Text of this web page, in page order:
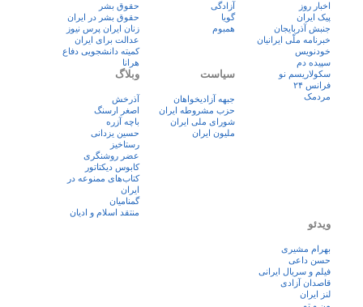
اخبار روز
پيک ايران
جنبش آذربایجان
خبرنامه ملّی ایرانیان
خودنویس
سپیده دم
سکولاریسم نو
فرانس ۲۴
مردمک
آزادگی
گویا
همبوم
حقوق بشر
حقوق بشر در ایران
زنان ايران پرس نيوز
عدالت برای ایران
کمیته دانشجویی دفاع
هرانا
سیاست
جبهه آزادیخواهان
حزب مشروطه ایران
شورای ملی ایران
ملیون ایران
وبلاگ
آذرخش
اصغر ارسنگ
باچه آزره
حسین یزدانی
رستاخیز
عضر روشنگری
کابوس دیکتاتور
کتاب‌های ممنوعه در
ایران
گمنامیان
منتقد اسلام و ادیان
ویدئو
بهرام مشیری
حسن داعی
فيلم و سريال ايرانی
قاصدان آزادی
لنز ایران